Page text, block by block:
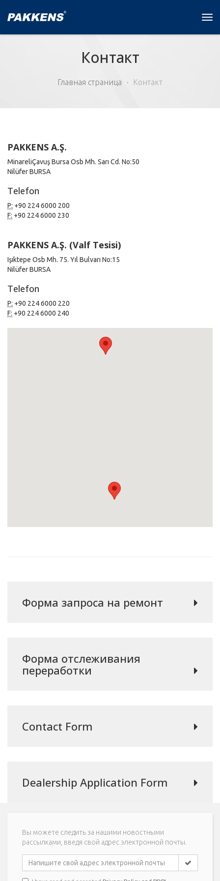
Контакт
Главная страница Контакт
PAKKENS A.Ş.
MinareliÇavuş Bursa Osb Mh. Sarı Cd. No:50
Nilüfer BURSA
Telefon
P: +90 224 6000 200
F: +90 224 6000 230
PAKKENS A.Ş. (Valf Tesisi)
Işıktepe Osb Mh. 75. Yıl Bulvarı No:15
Nilüfer BURSA
Telefon
P: +90 224 6000 220
F: +90 224 6000 240
Форма запроса на ремонт
Форма отслеживания
переработки
Contact Form
Dealership Application Form
Вы можете следить за нашими новостными
рассылками, введя свой адрес электронной почты.